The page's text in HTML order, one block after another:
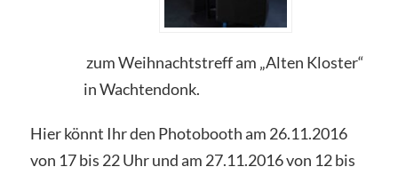
zum Weihnachtstreff am „Alten Kloster“
in Wachtendonk.
Hier könnt Ihr den Photobooth am 26.11.2016
von 17 bis 22 Uhr und am 27.11.2016 von 12 bis